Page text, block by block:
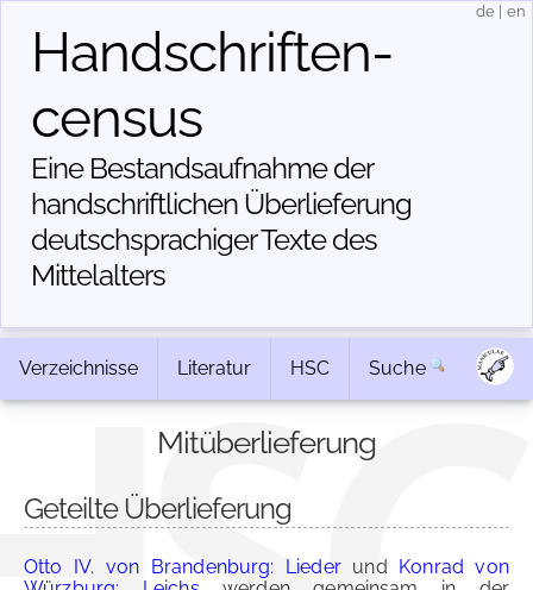
Handschriften­
census
Eine Bestandsaufnahme der
handschriftlichen Über­lieferung
deutschsprachiger Texte des
Mittelalters
de en
Verzeichnisse Literatur HSC Suche
Mitüberlieferung
Geteilte Überlieferung
Otto IV. von Brandenburg: Liederund Konrad von